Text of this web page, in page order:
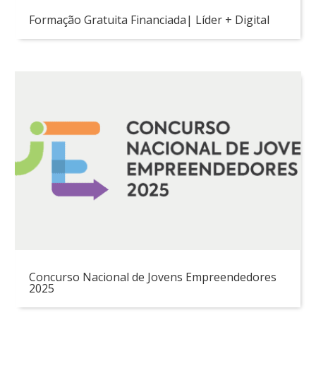
Formação Gratuita Financiada| Líder + Digital
Concurso Nacional de Jovens Empreendedores
2025